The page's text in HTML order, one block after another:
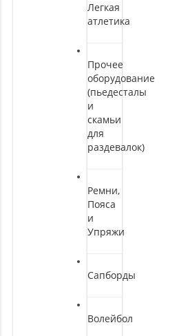
Легкая
атлетика
Прочее
оборудование
(пьедесталы
и
скамьи
для
раздевалок)
Ремни,
Пояса
и
Упряжи
Сапборды
Волейбол